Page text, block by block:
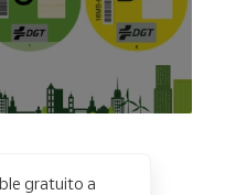
gratuito a